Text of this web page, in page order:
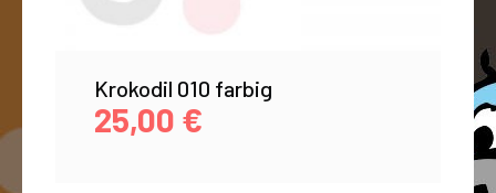
Krokodil 010 farbig
25,00 €